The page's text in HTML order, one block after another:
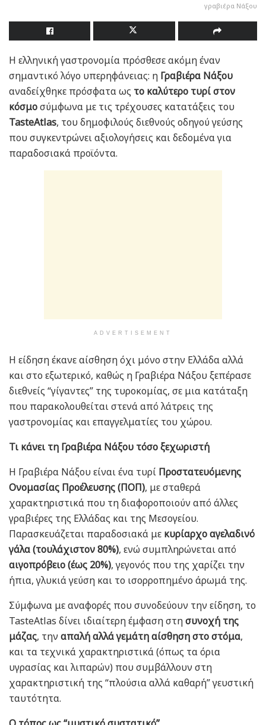
γραβιέρα Νάξου
Η ελληνική γαστρονομία πρόσθεσε ακόμη έναν
σημαντικό λόγο υπερηφάνειας: η Γραβιέρα Νάξου
αναδείχθηκε πρόσφατα ως το καλύτερο τυρί στον
κόσμοσύμφωνα με τις τρέχουσες κατατάξεις του
TasteAtlas, του δημοφιλούς διεθνούς οδηγού γεύσης
που συγκεντρώνει αξιολογήσεις και δεδομένα για
παραδοσιακά προϊόντα.
ADVERTISEMENT
Η είδηση έκανε αίσθηση όχι μόνο στην Ελλάδα αλλά
και στο εξωτερικό, καθώς η Γραβιέρα Νάξου ξεπέρασε
διεθνείς “γίγαντες” της τυροκομίας, σε μια κατάταξη
που παρακολουθείται στενά από λάτρεις της
γαστρονομίας και επαγγελματίες του χώρου.
Τι κάνει τη Γραβιέρα Νάξου τόσο ξεχωριστή
Η Γραβιέρα Νάξου είναι ένα τυρί Προστατευόμενης
Ονομασίας Προέλευσης (ΠΟΠ), με σταθερά
χαρακτηριστικά που τη διαφοροποιούν από άλλες
γραβιέρες της Ελλάδας και της Μεσογείου.
Παρασκευάζεται παραδοσιακά με κυρίαρχο αγελαδινό
γάλα (τουλάχιστον 80%), ενώ συμπληρώνεται από
αιγοπρόβειο (έως 20%), γεγονός που της χαρίζει την
ήπια, γλυκιά γεύση και το ισορροπημένο άρωμά της.
Σύμφωνα με αναφορές που συνοδεύουν την είδηση, το
TasteAtlas δίνει ιδιαίτερη έμφαση στησυνοχή της
μάζας, τηναπαλή αλλά γεμάτη αίσθηση στο στόμα,
και τα τεχνικά χαρακτηριστικά (όπως τα όρια
υγρασίας και λιπαρών) που συμβάλλουν στη
χαρακτηριστική της “πλούσια αλλά καθαρή” γευστική
ταυτότητα.